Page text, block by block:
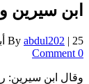
ابن سيرين و
By abdul202 | 25 أبريل، 2015
0 Comment
وقال ابن سيرين: